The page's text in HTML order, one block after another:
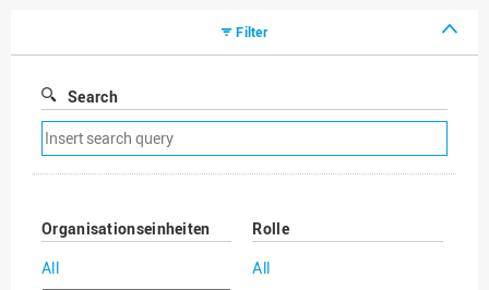
Filter
Search
Remove
search
filter
Organisationseinheiten
All
Rolle
All